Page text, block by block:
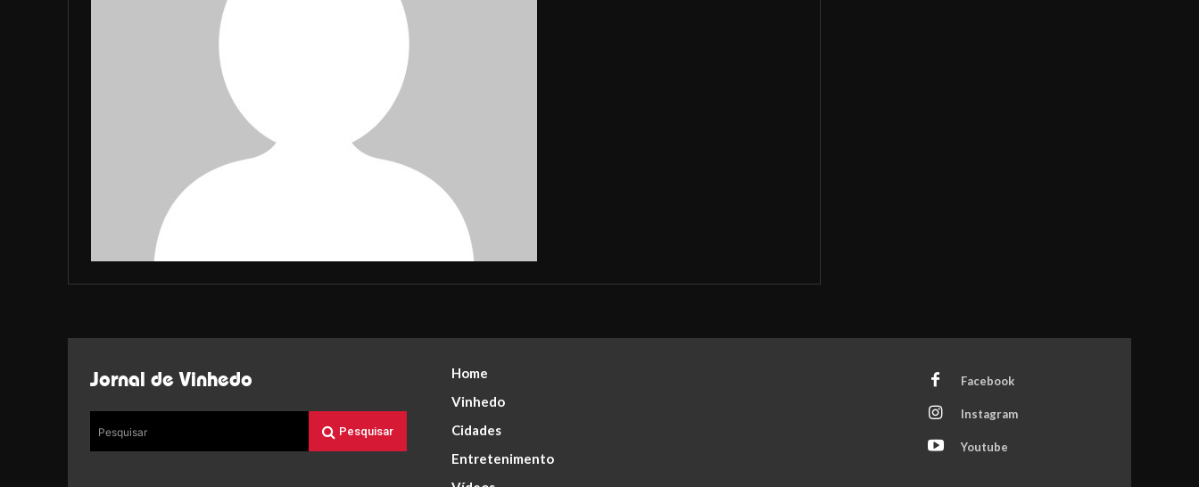
Jornal de Vinhedo
Pesquisar Pesquisar
Home
Vinhedo
Cidades
Entretenimento
Facebook
Instagram
Youtube